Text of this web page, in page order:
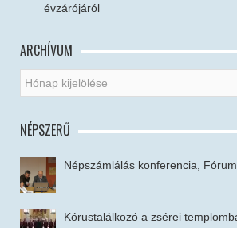
évzárójáról
ARCHÍVUM
NÉPSZERŰ
Népszámlálás konferencia,
Kórustalálkozó a zsérei